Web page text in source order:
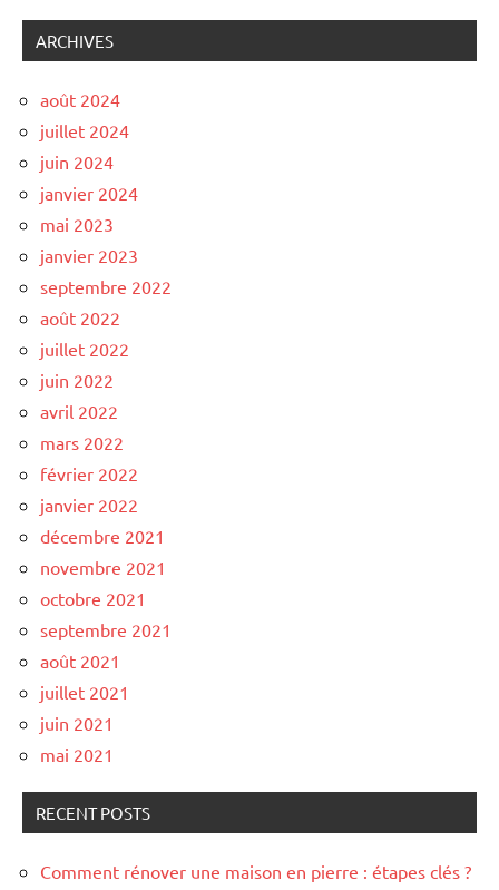
ARCHIVES
août 2024
juillet 2024
juin 2024
janvier 2024
mai 2023
janvier 2023
septembre 2022
août 2022
juillet 2022
juin 2022
avril 2022
mars 2022
février 2022
janvier 2022
décembre 2021
novembre 2021
octobre 2021
septembre 2021
août 2021
juillet 2021
juin 2021
mai 2021
RECENT POSTS
Comment rénover une maison en pierre : étapes clés ?